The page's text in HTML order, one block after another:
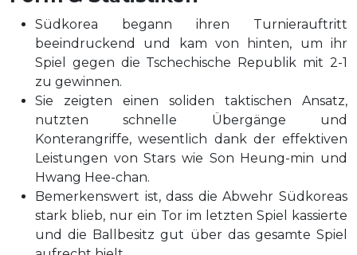
Südkorea begann ihren Turnierauftritt
beeindruckend und kam von hinten, um ihr
Spiel gegen die Tschechische Republik mit 2-1
zu gewinnen.
Sie zeigten einen soliden taktischen Ansatz,
nutzten schnelle Übergänge und
Konterangriffe, wesentlich dank der effektiven
Leistungen von Stars wie Son Heung-min und
Hwang Hee-chan.
Bemerkenswert ist, dass die Abwehr Südkoreas
stark blieb, nur ein Tor im letzten Spiel kassierte
und die Ballbesitz gut über das gesamte Spiel